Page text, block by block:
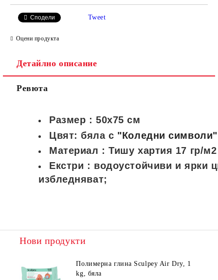
Сподели Tweet
Оцени продукта
Детайлно описание
Ревюта
Размер : 50х75 см
Цвят: бяла с "Коледни
Материал : Тишу хартия 17 гр/м2
Екстри : водоустойчиви и ярки
избледняват;
Нови продукти
Полимерна глина Sculpey Air Dry, 1
kg, бяла